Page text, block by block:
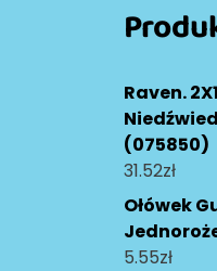
Raven.
(075850)
31.52zł
Ołówek
5.55zł